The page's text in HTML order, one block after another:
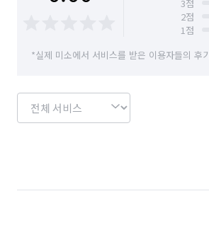
3점
2점
1점
*실제 미소에서 서비스를 받은 이용자들의 후